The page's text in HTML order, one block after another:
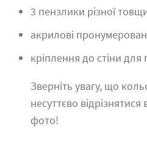
3 пензлики різної
акрилові
кріплення до стіни для
Зверніть увагу, що
несуттєво
фото!